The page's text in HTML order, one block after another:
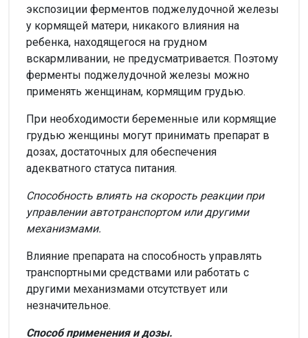
экспозиции ферментов поджелудочной железы
у кормящей матери, никакого влияния на
ребенка, находящегося на грудном
вскармливании, не предусматривается. Поэтому
ферменты поджелудочной железы можно
применять женщинам, кормящим грудью.
При необходимости беременные или кормящие
грудью женщины могут принимать препарат в
дозах, достаточных для обеспечения
адекватного статуса питания.
Способность влиять на скорость реакции при
управлении автотранспортом или другими
механизмами.
Влияние препарата на способность управлять
транспортными средствами или работать с
другими механизмами отсутствует или
незначительное.
Способ применения и дозы.